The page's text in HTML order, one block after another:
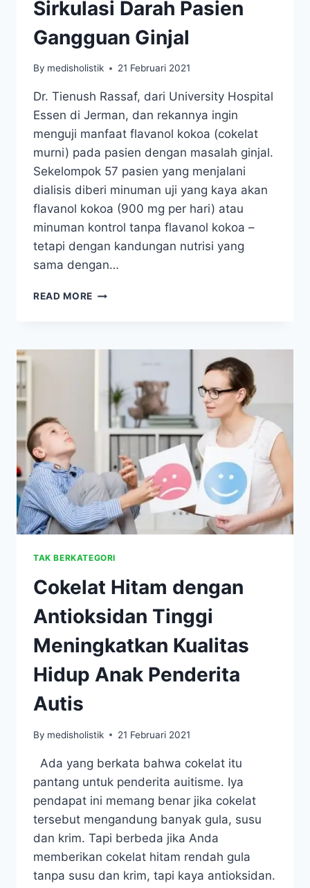
Sirkulasi Darah Pasien
Gangguan Ginjal
By medisholistik 21 Februari 2021
Dr. Tienush Rassaf, dari University Hospital
Essen di Jerman, dan rekannya ingin
menguji manfaat flavanol kokoa (cokelat
murni) pada pasien dengan masalah ginjal.
Sekelompok 57 pasien yang menjalani
dialisis diberi minuman uji yang kaya akan
flavanol kokoa (900 mg per hari) atau
minuman kontrol tanpa flavanol kokoa –
tetapi dengan kandungan nutrisi yang
sama dengan…
READ MORE COKELAT
PASIEN
TAK BERKATEGORI
Cokelat Hitam dengan
Antioksidan Tinggi
Meningkatkan Kualitas
Hidup Anak Penderita
Autis
By medisholistik 21 Februari 2021
Ada yang berkata bahwa cokelat itu
pantang untuk penderita auitisme. Iya
pendapat ini memang benar jika cokelat
tersebut mengandung banyak gula, susu
dan krim. Tapi berbeda jika Anda
memberikan cokelat hitam rendah gula
tanpa susu dan krim, tapi kaya antioksidan.